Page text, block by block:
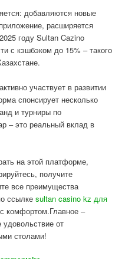
добавляются новые
расширяется
году Sultan Cazino
с кэшбэком до 15% – такого
участвует в развитии
спонсирует несколько
и турниры по
– это реальный вклад в
на этой платформе,
получите
все преимущества
ссылкеsultan casino kz для
комфортом.Главное –
от
столами!